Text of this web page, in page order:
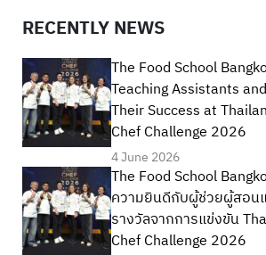
RECENTLY NEWS
The Food School
Teaching Assistants
Their Success at
Chef Challenge 2026
4 June 2026
The Food School
ความยินดีกับผู้ช่วยผู้สอน
รางวัลจากการแข่งขัน
Chef Challenge 2026